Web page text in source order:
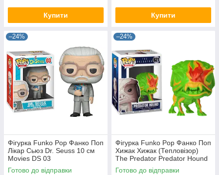
Купити Купити
–24%
Фігурка Funko Pop Фанко Поп
Лікар Сьюз Dr. Seuss 10 см
Мovies DS 03
Готово до відправки
–24%
Фігурка Funko Pop Фанко Поп
Хижак Хижак (Тепловізор)
The Predator Predator Hound
10 см TP HV PH 621.517
Готово до відправки